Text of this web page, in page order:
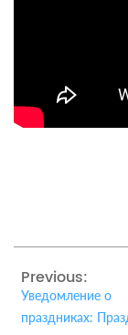
Previous:
Уведомление о
праздниках: